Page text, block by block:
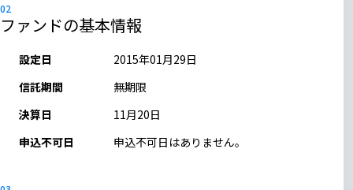
ファンドの基本情報
設定日
2015年01月29日
信託期間
無期限
決算日
11月20日
申込不可日
申込不可日はありません。